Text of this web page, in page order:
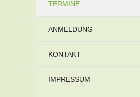
TERMINE
ANMELDUNG
KONTAKT
IMPRESSUM